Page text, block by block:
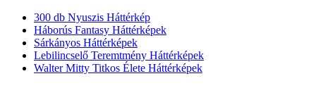
300 db Nyuszis Háttérkép
Háborús Fantasy Háttérképek
Sárkányos Háttérképek
Lebilincselő Teremtmény Háttérképek
Walter Mitty Titkos Élete Háttérképek